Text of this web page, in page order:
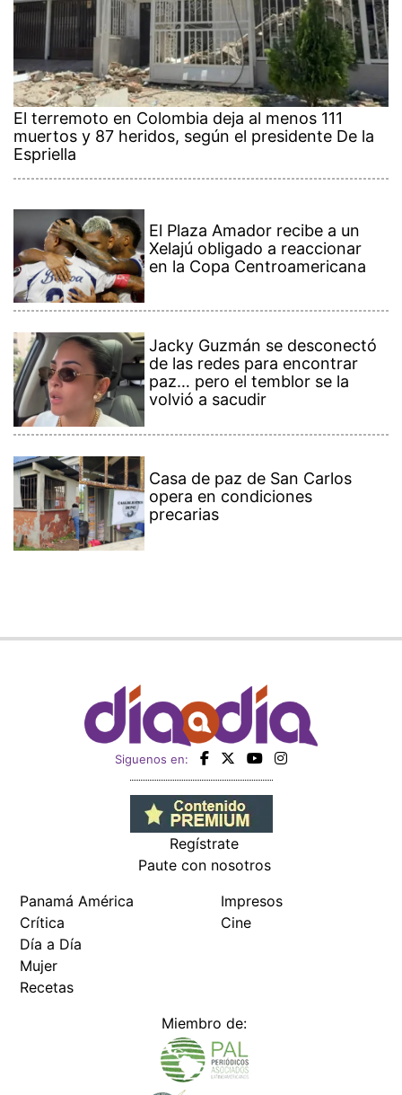
El terremoto en Colombia deja al menos 111
muertos y 87 heridos, según el presidente De la
Espriella
El Plaza Amador recibe a un
Xelajú obligado a reaccionar
en la Copa Centroamericana
Jacky Guzmán se desconectó
de las redes para encontrar
paz… pero el temblor se la
volvió a sacudir
Casa de paz de San Carlos
opera en condiciones
precarias
Siguenos en:
Regístrate
Paute con nosotros
Panamá América
Crítica
Día a Día
Mujer
Recetas
Impresos
Cine
Miembro de: